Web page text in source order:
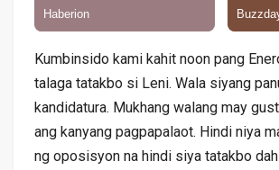
Kumbinsido kami kahit noon pang
talaga tatakbo si Leni. Wala siyang
kandidatura. Mukhang walang may
ang kanyang pagpapalaot. Hindi niya
ng oposisyon na hindi siya tatakbo